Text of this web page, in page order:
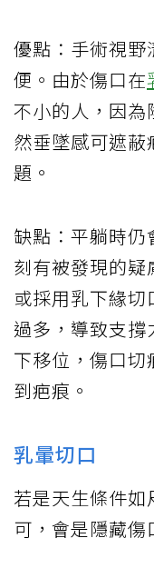
優點：手術視野
便。由於傷口在
不小的人，因為
然垂墜感可遮
題。
缺點：平躺時
刻有被發現的疑
或採用乳下緣
過多，導致支
下移位，傷口
到疤痕。
乳暈切口
若是天生條件
可，會是隱藏傷